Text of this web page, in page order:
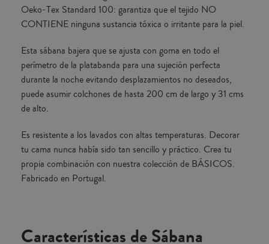
Oeko-Tex Standard 100: garantiza que el tejido NO
CONTIENE ninguna sustancia tóxica o irritante para la piel.
Esta sábana bajera que se ajusta con goma en todo el
perímetro de la platabanda para una sujeción perfecta
durante la noche evitando desplazamientos no deseados,
puede asumir colchones de hasta 200 cm de largo y 31 cms
de alto.
Es resistente a los lavados con altas temperaturas. Decorar
tu cama nunca había sido tan sencillo y práctico. Crea tu
propia combinación con nuestra colección de BÁSICOS.
Fabricado en Portugal.
Características de Sábana